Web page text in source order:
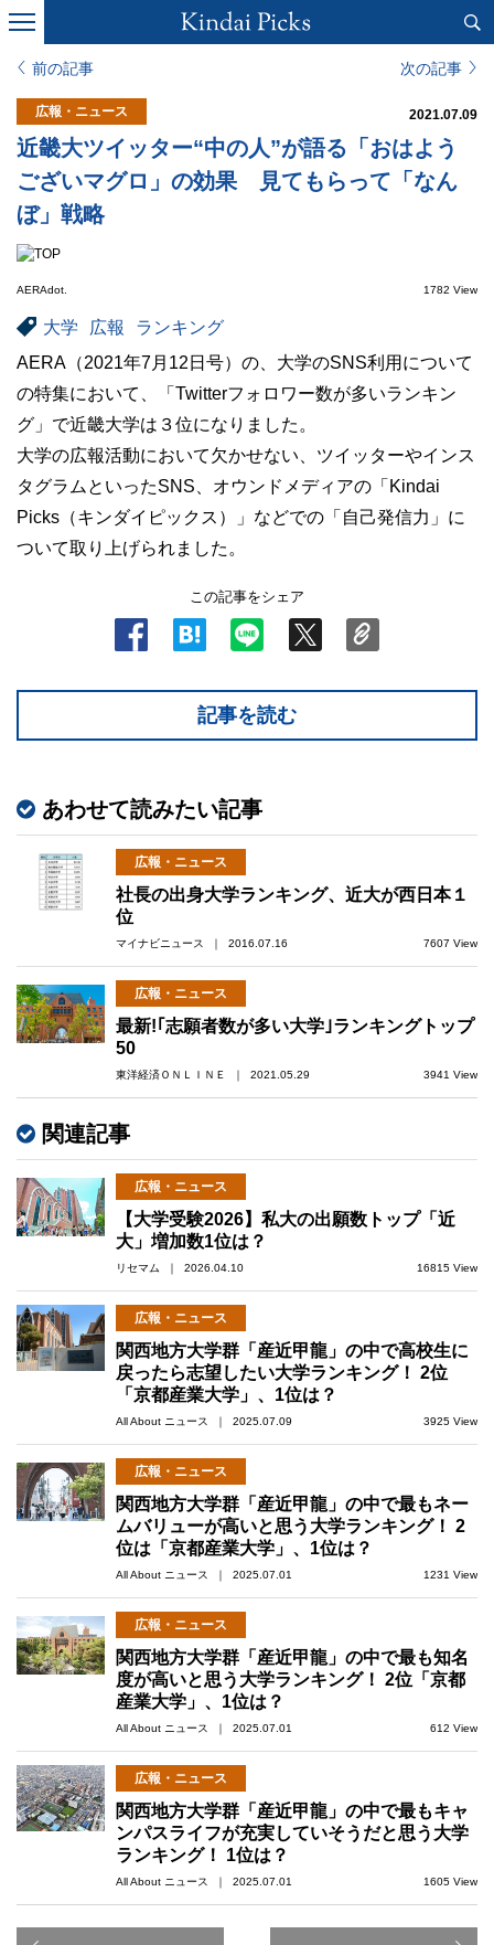
前の記事 次の記事
広報・ニュース 2021.07.09
近畿大ツイッター“中の人”が語る「おはよう
ございマグロ」の効果 見てもらって「なん
ぼ」戦略
AERAdot. 1782 View
大学 広報
ランキング
AERA（2021年7月12日号）の、大学のSNS利用について
の特集において、「Twitterフォロワー数が多いランキン
グ」で近畿大学は３位になりました。
大学の広報活動において欠かせない、ツイッターやインス
タグラムといったSNS、オウンドメディアの「Kindai
Picks（キンダイピックス）」などでの「自己発信力」に
ついて取り上げられました。
この記事をシェア
記事を読む
あわせて読みたい記事
広報・ニュース
社長の出身大学ランキング、近大が西日本１
位
マイナビニュース ｜ 2016.07.16 7607 View
広報・ニュース
最新!｢志願者数が多い大学｣ランキングトップ
50
東洋経済ＯＮＬＩＮＥ ｜ 2021.05.29 3941 View
関連記事
広報・ニュース
【大学受験2026】私大の出願数トップ「近
大」増加数1位は？
リセマム ｜ 2026.04.10 16815 View
広報・ニュース
関西地方大学群「産近甲龍」の中で高校生に
戻ったら志望したい大学ランキング！ 2位
「京都産業大学」、1位は？
All About ニュース ｜ 2025.07.09 3925 View
広報・ニュース
関西地方大学群「産近甲龍」の中で最もネー
ムバリューが高いと思う大学ランキング！ 2
位は「京都産業大学」、1位は？
All About ニュース ｜ 2025.07.01 1231 View
広報・ニュース
関西地方大学群「産近甲龍」の中で最も知名
度が高いと思う大学ランキング！ 2位「京都
産業大学」、1位は？
All About ニュース ｜ 2025.07.01 612 View
広報・ニュース
関西地方大学群「産近甲龍」の中で最もキャ
ンパスライフが充実していそうだと思う大学
ランキング！ 1位は？
All About ニュース ｜ 2025.07.01 1605 View